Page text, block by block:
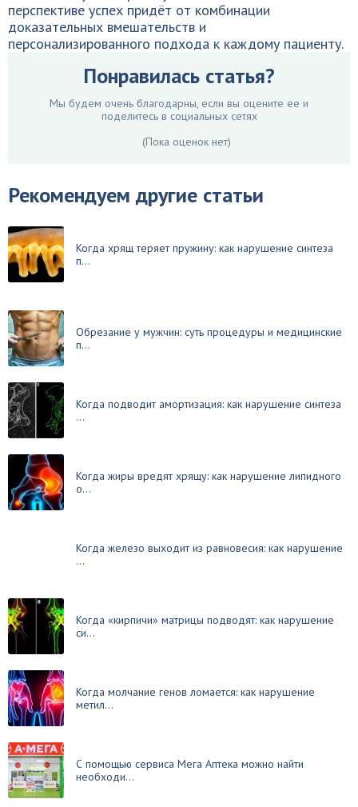
перспективе успех придёт от комбинации
доказательных вмешательств и
персонализированного подхода к каждому пациенту.
Понравилась статья?
Мы будем очень благодарны, если вы оцените ее и
поделитесь в социальных сетях
(Пока оценок нет)
Рекомендуем другие статьи
Когда хрящ теряет пружину: как нарушение синтеза
п...
Обрезание у мужчин: суть процедуры и медицинские
п...
Когда подводит амортизация: как нарушение синтеза
...
Когда жиры вредят хрящу: как нарушение липидного
о...
Когда железо выходит из равновесия: как нарушение
...
Когда «кирпичи» матрицы подводят: как нарушение
си...
Когда молчание генов ломается: как нарушение
метил...
С помощью сервиса Мега Аптека можно найти
необходи...